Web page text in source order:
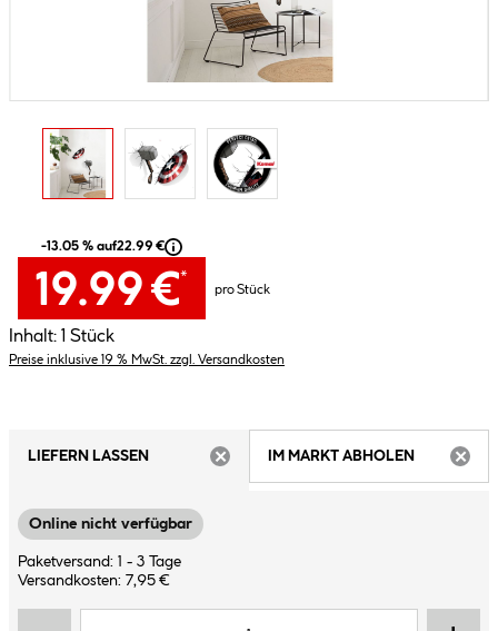
-13.05 % auf22.99 €
19.99 €*
pro Stück
Inhalt: 1 Stück
Preise inklusive 19 % MwSt. zzgl. Versandkosten
LIEFERN LASSEN
IM MARKT ABHOLEN
Online nicht verfügbar
Paketversand: 1 - 3 Tage
Versandkosten: 7,95 €